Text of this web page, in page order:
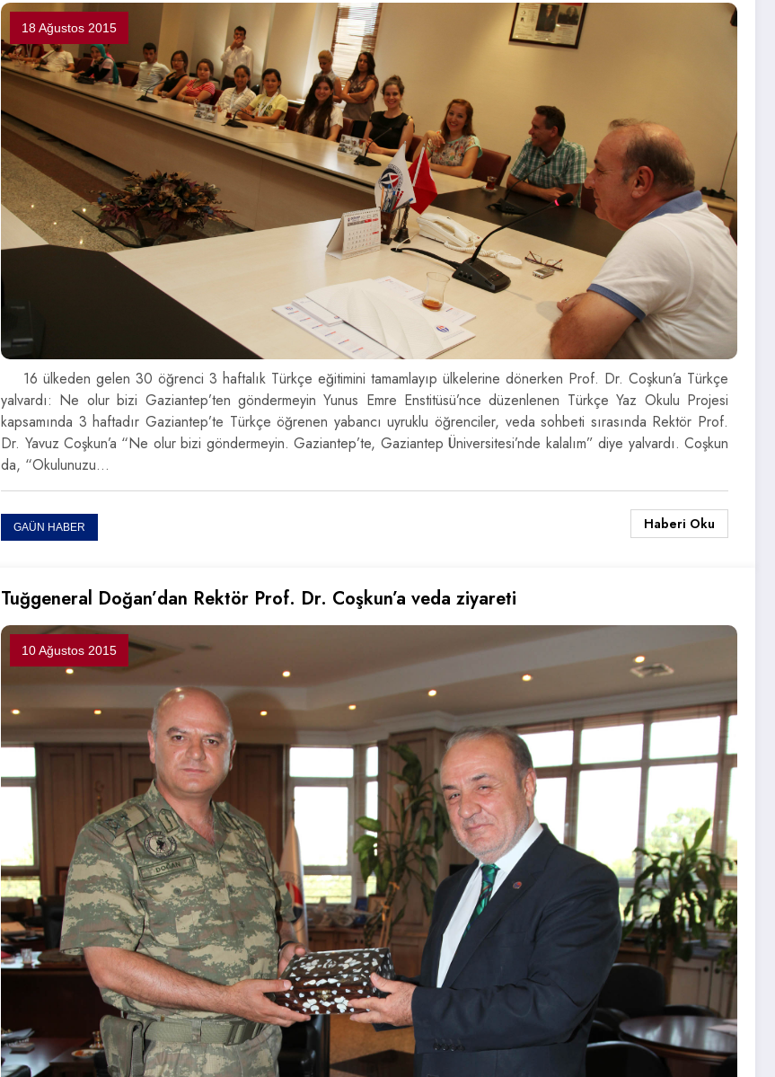
18 Ağustos 2015
16 ülkeden gelen 30 öğrenci 3 haftalık Türkçe eğitimini tamamlayıp ülkelerine dönerken Prof. Dr. Coşkun’a Türkçe
yalvardı: Ne olur bizi Gaziantep’ten göndermeyin Yunus Emre Enstitüsü’nce düzenlenen Türkçe Yaz Okulu Projesi
kapsamında 3 haftadır Gaziantep’te Türkçe öğrenen yabancı uyruklu öğrenciler, veda sohbeti sırasında Rektör Prof.
Dr. Yavuz Coşkun’a “Ne olur bizi göndermeyin. Gaziantep’te, Gaziantep Üniversitesi’nde kalalım” diye yalvardı. Coşkun
da, “Okulunuzu…
GAÜN HABER Haberi Oku
Tuğgeneral Doğan’dan Rektör Prof. Dr. Coşkun’a veda ziyareti
10 Ağustos 2015